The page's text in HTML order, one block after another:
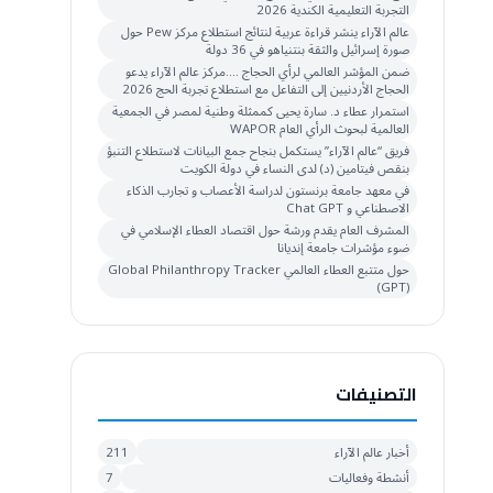
التجربة التعليمية الكندية 2026
عالم الآراء ينشر قراءة عربية لنتائج استطلاع مركز Pew حول
صورة إسرائيل والثقة بنتنياهو في 36 دولة
ضمن المؤشر العالمي لرأي الحجاج ….مركز عالم الآراء يدعو
الحجاج الأردنيين إلى التفاعل مع استطلاع تجربة الحج 2026
استمرار عطاء د. سارة يحيى كممثلة وطنية لمصر في الجمعية
العالمية لبحوث الرأي العام WAPOR
فريق “عالم الآراء” يستكمل بنجاح جمع البيانات لاستطلاع التنبؤ
بنقص فيتامين (د) لدى النساء في دولة الكويت
في معهد جامعة برنستون لدراسة الأعصاب و تجارب الذكاء
الاصطناعي و Chat GPT
المشرف العام يقدم ورشة حول اقتصاد العطاء الإسلامي في
ضوء مؤشرات جامعة إنديانا
حول متتبع العطاء العالمي Global Philanthropy Tracker
(GPT)
التصنيفات
أخبار عالم الآراء
211
أنشطة وفعاليات
7